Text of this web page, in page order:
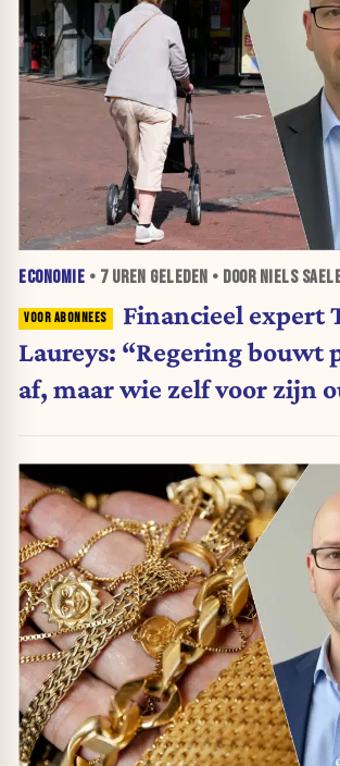
ECONOMIE • 7 UREN GELEDEN • DOOR NIELS
Financieel expert
Laureys: “Regering bouwt
af, maar wie zelf voor zijn